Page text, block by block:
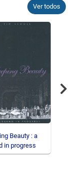
Ver todos
Beauty : a
in progress